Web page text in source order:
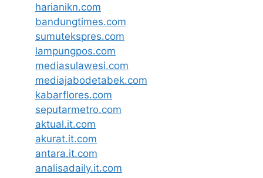
harianikn.com
bandungtimes.com
sumutekspres.com
lampungpos.com
mediasulawesi.com
mediajabodetabek.com
kabarflores.com
seputarmetro.com
aktual.it.com
akurat.it.com
antara.it.com
analisadaily.it.com